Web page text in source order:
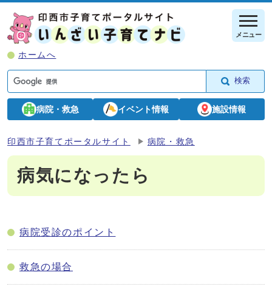
ホームへ
検索
病院・救急 イベント情報 施設情報
メニュー
印西市子育てポータルサイト 病院・救急
病気になったら
病院受診のポイント
救急の場合